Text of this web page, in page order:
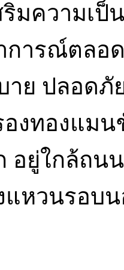
ริมความเ
การณ์ตลอ
ย ปลอดภั
งทองแม
อยู่ใกล้ถน
แหวนรอบ